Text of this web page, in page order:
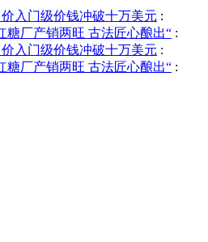
入门级价钱冲破十万美元 :
糖厂产销两旺 古法匠心酿出“ :
入门级价钱冲破十万美元 :
糖厂产销两旺 古法匠心酿出“ :